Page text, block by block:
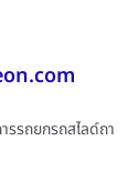
รรถยกรถสไลด์ถา